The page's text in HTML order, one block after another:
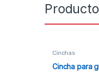
Cinchas
Cincha para